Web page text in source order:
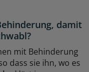
damit
mit Behinderung
dass sie ihn, wo es